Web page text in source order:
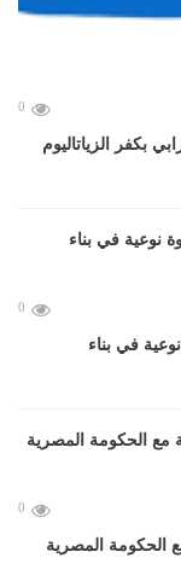
0
بكفر الزياتاليوم
0
في بناء
0
الحكومة المصرية